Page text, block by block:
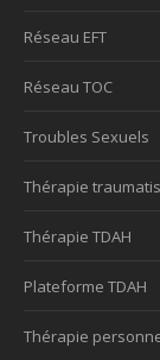
Réseau EFT
Réseau TOC
Troubles Sexuels
Thérapie
Thérapie TDAH
Plateforme TDAH
Thérapie